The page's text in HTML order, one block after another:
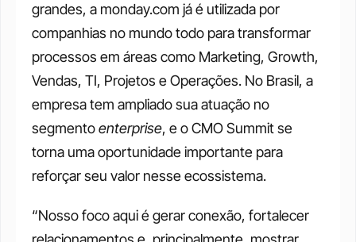
grandes, a monday.com já é utilizada por
companhias no mundo todo para transformar
processos em áreas como Marketing, Growth,
Vendas, TI, Projetos e Operações. No Brasil, a
empresa tem ampliado sua atuação no
segmento enterprise, e o CMO Summit se
torna uma oportunidade importante para
reforçar seu valor nesse ecossistema.
“Nosso foco aqui é gerar conexão, fortalecer